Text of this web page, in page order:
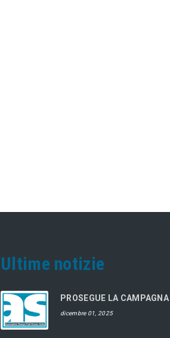
Ultime notizie
dicembre 01, 2025